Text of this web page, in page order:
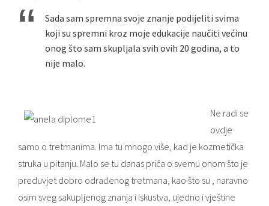
Sada sam spremna svoje znanje podijeliti svima
koji su spremni kroz moje edukacije naučiti većinu
onog što sam skupljala svih ovih 20 godina, a to
nije malo.
Ne radi se
ovdje
samo o tretmanima. Ima tu mnogo više, kad je kozmetička
struka u pitanju. Malo se tu danas priča o svemu onom što je
preduvjet dobro odrađenog tretmana, kao što su , naravno
osim sveg sakupljenog znanja i iskustva, ujedno i vještine